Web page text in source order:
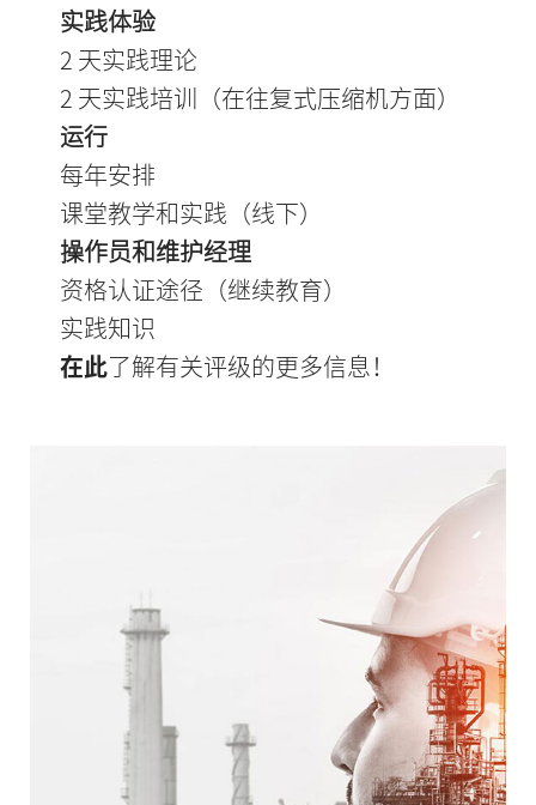
实践体验
2 天实践理论
2 天实践培训（在往复式压缩机方面）
运行
每年安排
课堂教学和实践（线下）
操作员和维护经理
资格认证途径（继续教育）
实践知识
在此了解有关评级的更多信息！